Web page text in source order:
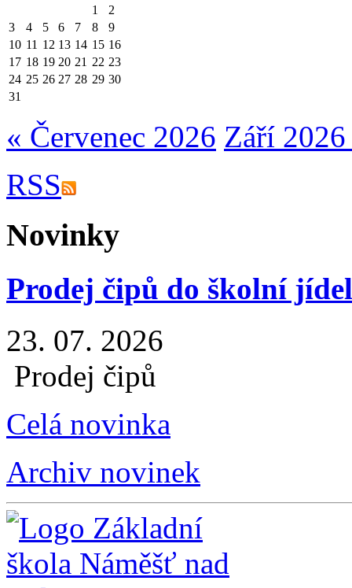
1
2
3
4 5 6 7 8
9
10 11 12 13 14 15 16
17 18 19 20 21 22 23
24 25 26 27 28 29 30
31
« Červenec 2026 Září
RSS
Novinky
Prodej čipů do školní
23. 07. 2026
Prodej čipů
Celá novinka
Archiv novinek